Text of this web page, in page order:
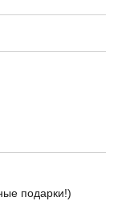
подарки!)